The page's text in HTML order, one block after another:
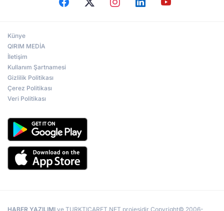
Künye
QIRIM MEDİA
İletişim
Kullanım Şartnamesi
Gizlilik Politikası
Çerez Politikası
Veri Politikası
HABER YAZILIMI ve TURKTICARET.NET projesidir Copyright© 2006-